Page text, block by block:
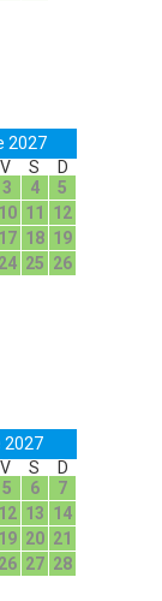
2027
V S
D
3 4
5
10 11
12
17 18 19
24 25 26
2027
V S
D
5 6
7
12 13 14
19 20 21
26 27 28